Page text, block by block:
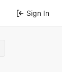
Sign In